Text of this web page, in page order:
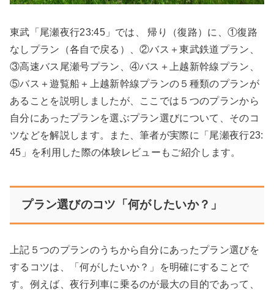
東武「尾瀬夜行23:45」では、 帰り（復路）に、①復路
なしプラン（各自で戻る）、②バス＋東武鉄道プラン、
③高速バス尾瀬号プラン、④バス＋上越新幹線プラン、
⑤バス＋遊覧船＋上越新幹線プランの５種類のプランが
あることを説明しましたが、ここでは５つのプランから
自分にあったプランを選ぶプラン選びについて、そのコ
ツなどを解説します。また、筆者が実際に「尾瀬夜行23:
45」を利用した際の体験レビューもご紹介します。
プラン選びのコツ「何がしたいか？」
上記５つのプランのうちから自分にあったプラン選びを
するコツは、「何がしたいか？」を明確にすることで
す。例えば、夜行列車に乗るのが最大の目的であって、